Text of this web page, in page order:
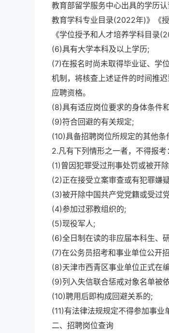
教育部留学服务中心出具的学历
教育学科专业目录(2022年)》《
《学位授予和人才培养学科目录
(6)具有大学本科及以上学历;
(7)在报名时尚未取得毕业证、学
机制，将核查上述证件的时间推
应聘资格。
(8)具有适应岗位要求的身体条件
(9)符合回避的有关规定;
(10)具备招聘岗位所规定的其他条
2.凡有下列情形之一者，不得报考：
(1)曾因犯罪受过刑事处罚或被开
(2)正在接受立案审查或有犯罪嫌
(3)被开除中国共产党党籍或受过
(4)参加过邪教组织的;
(5)现役军人;
(6)全日制在读的非应届本科生、
(7)在公务员招考和事业单位公开
(8)天津市西青区事业单位正式在
(9)列入失信联合惩戒对象名单被
(10)聘用后即构成回避关系的;
(11)有法律法规规定不得参加事业
二、招聘岗位查询